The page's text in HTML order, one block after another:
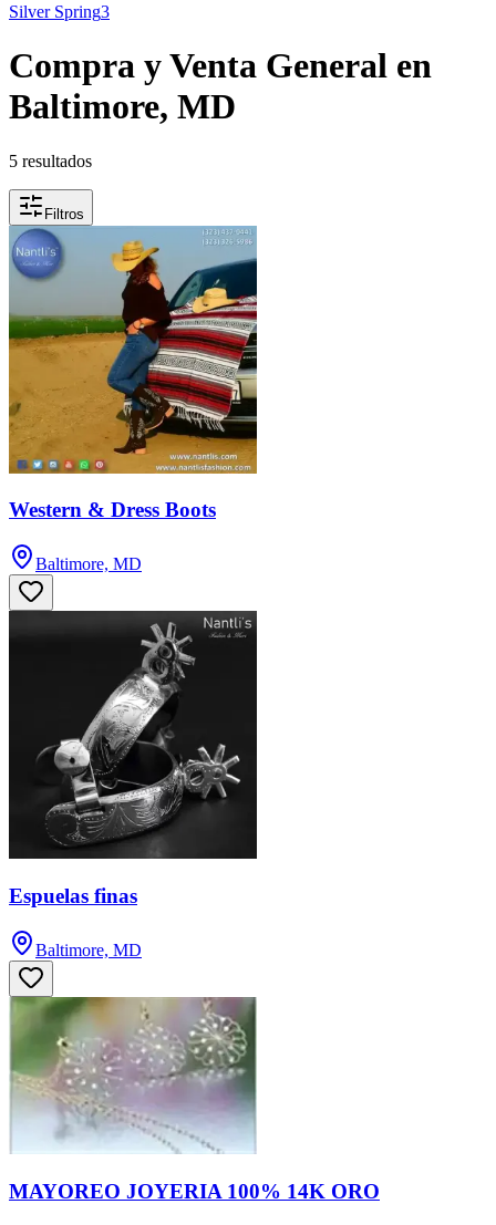
Silver Spring3
Compra y Venta General en
Baltimore, MD
5 resultados
Filtros
Western & Dress Boots
Baltimore, MD
Espuelas finas
Baltimore, MD
MAYOREO JOYERIA 100% 14K ORO